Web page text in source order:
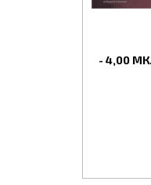
линзы
вы можете
- 4,00